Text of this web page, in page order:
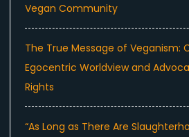
Vegan Community
The True Message of Veganism:
Egocentric Worldview and
Rights
“As Long as There Are